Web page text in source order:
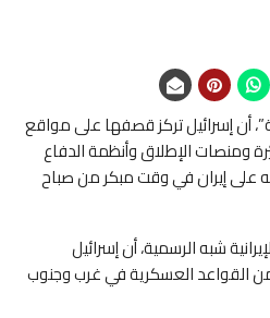
أن إسرائيل تركز قصفها على مواقع
ومنصات الإطلاق وأنظمة الدفاع
على إيران في وقت مبكر من صباح
شبه الرسمية، أن إسرائيل
العسكرية في غرب وجنوب